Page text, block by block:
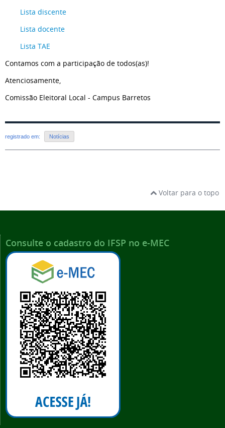
Lista discente
Lista docente
Lista TAE
Contamos com a participação de todos(as)!
Atenciosamente,
Comissão Eleitoral Local - Campus Barretos
registrado em: Notícias
Voltar para o topo
Consulte o cadastro do IFSP no e-MEC